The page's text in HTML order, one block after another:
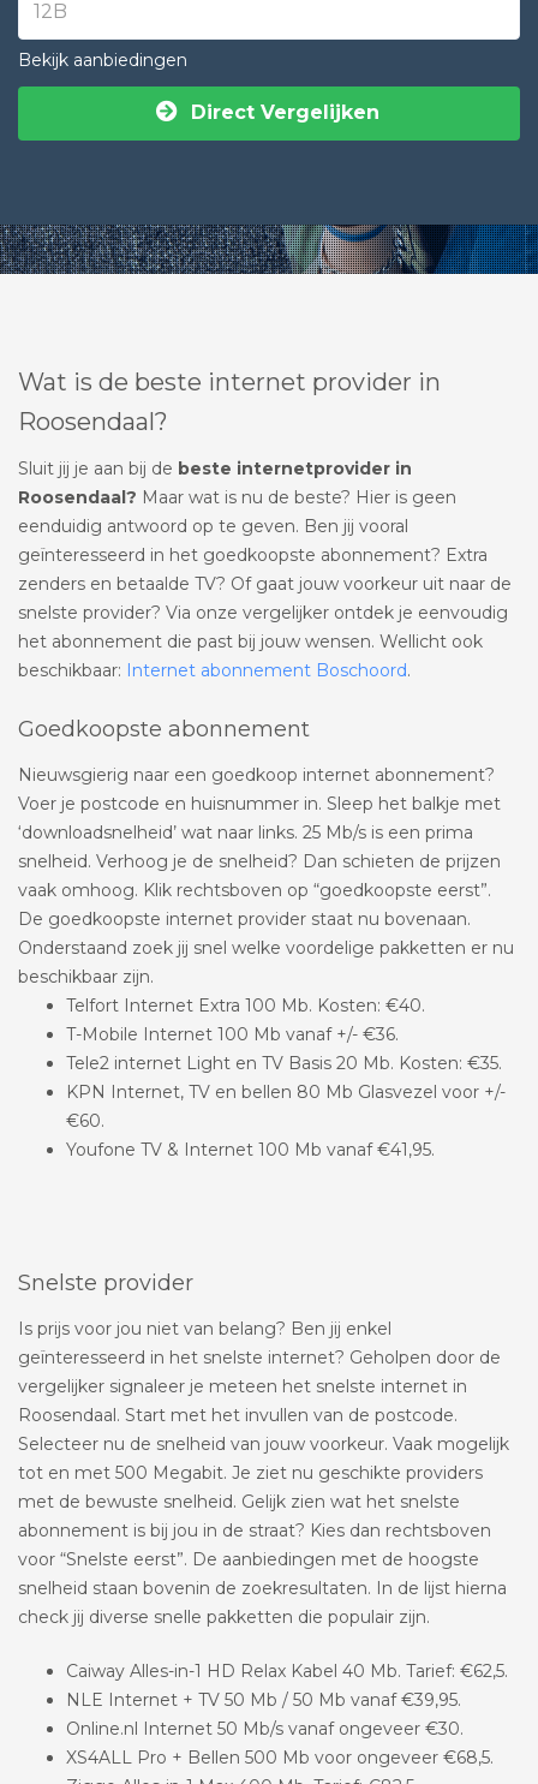
Bekijk aanbiedingen
Direct Vergelijken
Wat is de beste internet provider in
Roosendaal?
Sluit jij je aan bij de beste internetprovider in
Roosendaal? Maar wat is nu de beste? Hier is geen
eenduidig antwoord op te geven. Ben jij vooral
geïnteresseerd in het goedkoopste abonnement? Extra
zenders en betaalde TV? Of gaat jouw voorkeur uit naar de
snelste provider? Via onze vergelijker ontdek je eenvoudig
het abonnement die past bij jouw wensen. Wellicht ook
beschikbaar: Internet abonnement Boschoord.
Goedkoopste abonnement
Nieuwsgierig naar een goedkoop internet abonnement?
Voer je postcode en huisnummer in. Sleep het balkje met
‘downloadsnelheid’ wat naar links. 25 Mb/s is een prima
snelheid. Verhoog je de snelheid? Dan schieten de prijzen
vaak omhoog. Klik rechtsboven op “goedkoopste eerst”.
De goedkoopste internet provider staat nu bovenaan.
Onderstaand zoek jij snel welke voordelige pakketten er nu
beschikbaar zijn.
Telfort Internet Extra 100 Mb. Kosten: €40.
T-Mobile Internet 100 Mb vanaf +/- €36.
Tele2 internet Light en TV Basis 20 Mb. Kosten: €35.
KPN Internet, TV en bellen 80 Mb Glasvezel voor +/-
€60.
Youfone TV & Internet 100 Mb vanaf €41,95.
Snelste provider
Is prijs voor jou niet van belang? Ben jij enkel
geïnteresseerd in het snelste internet? Geholpen door de
vergelijker signaleer je meteen het snelste internet in
Roosendaal. Start met het invullen van de postcode.
Selecteer nu de snelheid van jouw voorkeur. Vaak mogelijk
tot en met 500 Megabit. Je ziet nu geschikte providers
met de bewuste snelheid. Gelijk zien wat het snelste
abonnement is bij jou in de straat? Kies dan rechtsboven
voor “Snelste eerst”. De aanbiedingen met de hoogste
snelheid staan bovenin de zoekresultaten. In de lijst hierna
check jij diverse snelle pakketten die populair zijn.
Caiway Alles-in-1 HD Relax Kabel 40 Mb. Tarief: €62,5.
NLE Internet + TV 50 Mb / 50 Mb vanaf €39,95.
Online.nl Internet 50 Mb/s vanaf ongeveer €30.
XS4ALL Pro + Bellen 500 Mb voor ongeveer €68,5.